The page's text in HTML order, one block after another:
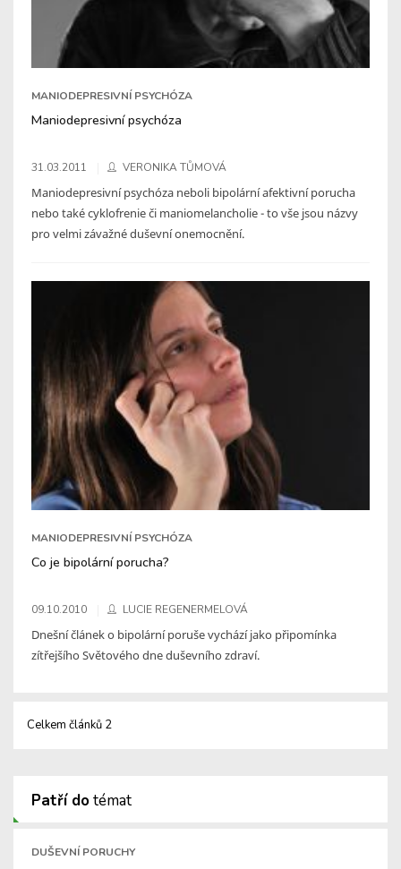
MANIODEPRESIVNÍ PSYCHÓZA
Maniodepresivní psychóza
31.03.2011 VERONIKA TŮMOVÁ
Maniodepresivní psychóza neboli bipolární afektivní porucha
nebo také cyklofrenie či maniomelancholie - to vše jsou názvy
pro velmi závažné duševní onemocnění.
MANIODEPRESIVNÍ PSYCHÓZA
Co je bipolární porucha?
09.10.2010 LUCIE REGENERMELOVÁ
Dnešní článek o bipolární poruše vychází jako připomínka
zítřejšího Světového dne duševního zdraví.
Celkem článků 2
Patří dotémat
DUŠEVNÍ PORUCHY